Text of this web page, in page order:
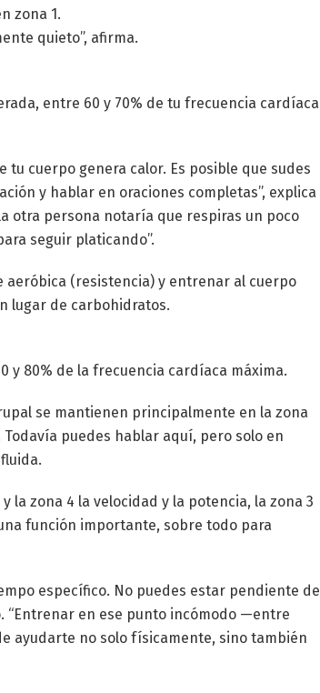
zona 1.
quieto”, afirma.
entre 60 y 70% de tu frecuencia cardíaca
cuerpo genera calor. Es posible que sudes
y hablar en oraciones completas”, explica
otra persona notaría que respiras un poco
seguir platicando”.
aeróbica (resistencia) y entrenar al cuerpo
lugar de carbohidratos.
y 80% de la frecuencia cardíaca máxima.
se mantienen principalmente en la zona
puedes hablar aquí, pero solo en
la zona 4 la velocidad y la potencia, la zona 3
función importante, sobre todo para
específico. No puedes estar pendiente de
“Entrenar en ese punto incómodo —entre
ayudarte no solo físicamente, sino también